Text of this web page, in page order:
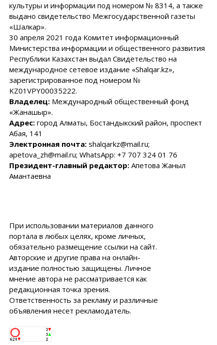
культуры и информации под номером № 8314, а также
выдано свидетельство Межгосударственной газеты
«Шалкар».
30 апреля 2021 года Комитет информационный
Министерства информации и общественного развития
Республики Казахстан выдал Свидетельство на
международное сетевое издание «Shalqar.kz»,
зарегистрированное под номером №
KZ01VPY00035222.
Владелец:Международный общественный фонд
«Жанашыр».
Адрес:город Алматы, Бостандыкский район, проспект
Абая, 141
Электронная почта:shalqarkz@mail.ru;
apetova_zh@mail.ru; WhatsApp: +7 707 324 01 76
Президент-главный редактор:Апетова Жаныл
Амантаевна
При использовании материалов данного
портала в любых целях, кроме личных,
обязательно размещение ссылки на сайт.
Авторские и другие права на онлайн-
издание полностью защищены. Личное
мнение автора не рассматривается как
редакционная точка зрения.
Ответственность за рекламу и различные
объявления несет рекламодатель.